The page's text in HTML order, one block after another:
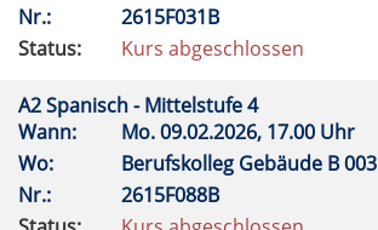
Nr.:
2615F031B
Status:
Kurs abgeschlossen
A2 Spanisch - Mittelstufe 4
Wann:
Mo.09.02.2026, 17.00 Uhr
Wo:
Berufskolleg Gebäude B 003
Nr.:
2615F088B